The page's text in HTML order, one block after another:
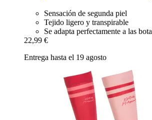
Sensación de segunda piel
Tejido ligero y transpirable
Se adapta perfectamente a las
22,99 €
Entrega hasta el 19 agosto